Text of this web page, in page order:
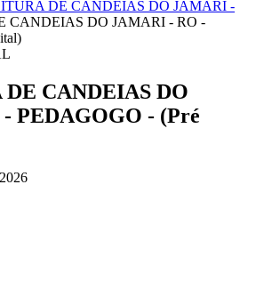
DE CANDEIAS DO JAMARI -
CANDEIAS DO JAMARI - RO -
CANDEIAS DO
PEDAGOGO - (Pré